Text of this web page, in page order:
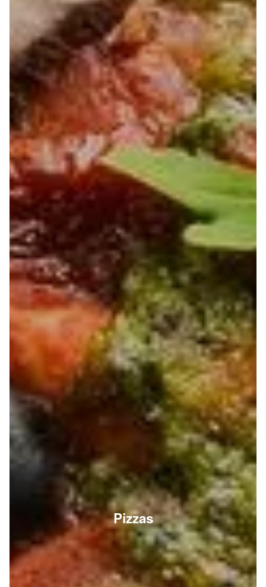
Pizzas